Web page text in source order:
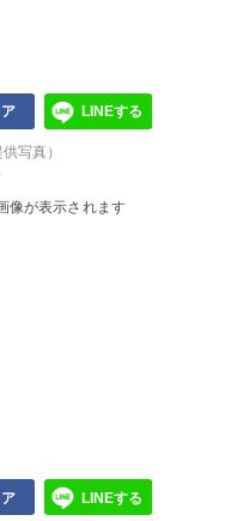
LINEする
写真）
像が表示されます
LINEする